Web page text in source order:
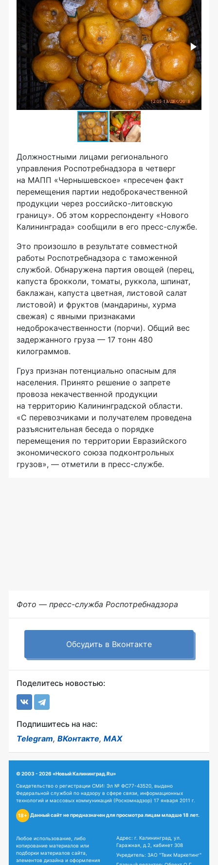
Должностными лицами регионального
управления Роспотребнадзора в четверг
на МАПП «Чернышевское» «пресечен факт
перемещения партии недоброкачественной
продукции через российско-литовскую
границу». Об этом корреспонденту «Нового
Калининграда» сообщили в его пресс-службе.
Это произошло в результате совместной
работы Роспотребнадзора с таможенной
службой. Обнаружена партия овощей (перец,
капуста брокколи, томаты, руккола, шпинат,
баклажан, капуста цветная, листовой салат
листовой) и фруктов (мандарины, хурма
свежая) с явными признаками
недоброкачественности (порчи). Общий вес
задержанного груза — 17 тонн 480
килограммов.
Груз признан потенциально опасным для
населения. Принято решение о запрете
провоза некачественной продукции
на территорию Калининградской области.
«С перевозчиками и получателем проведена
разъяснительная беседа о порядке
перемещения по территории Евразийского
экономического союза подконтрольных
грузов», — отметили в пресс-службе.
Фото — пресс-служба Роспотребнадзора
Обсудить в Вконтакте
Поделитесь новостью:
Подпишитесь на нас:
Telegram, ВКонтакте, MAX
© 2003 - 2026 «Новый Калининград.Ru»
Свидетельство о регистрации СМИ: Эл № ФС77-43520, выдано
Федеральной службой по надзору в сфере связи, информационных
технологий и массовых коммуникаций (Роскомнадзор) 17 января 2011 г.
18+ Данный сайт не предназначен для просмотра лицам младше 18 лет.
Любое использование, либо
копирование материалов или
подборки материалов сайта,
элементов дизайна и оформления
Адрес: г. Калининград, ул.
Гаражная, д.2, кабинет 308
Учредитель: ЗАО "Твик Маркетинг"